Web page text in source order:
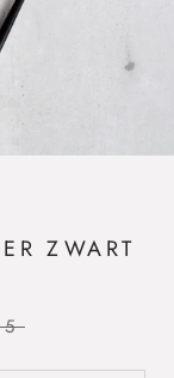
ZWART